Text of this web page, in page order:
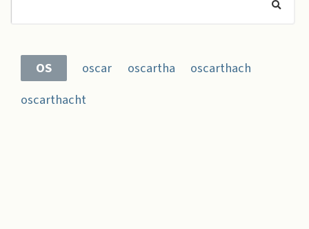
OS oscar oscartha
oscarthach
oscarthacht